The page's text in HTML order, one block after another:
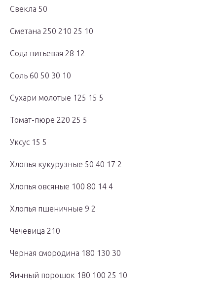
Свекла 50
Сметана 250 210 25 10
Сода питьевая 28 12
Соль 60 50 30 10
Сухари молотые 125 15 5
Томат-пюре 220 25 5
Уксус 15 5
Хлопья кукурузные 50 40 17 2
Хлопья овсяные 100 80 14 4
Хлопья пшеничные 9 2
Чечевица 210
Черная смородина 180 130 30
Яичный порошок 180 100 25 10